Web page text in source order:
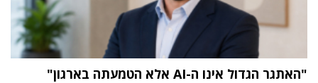
"האתגר הגדול אינו ה-AI אלא הטמעתה בארגון"